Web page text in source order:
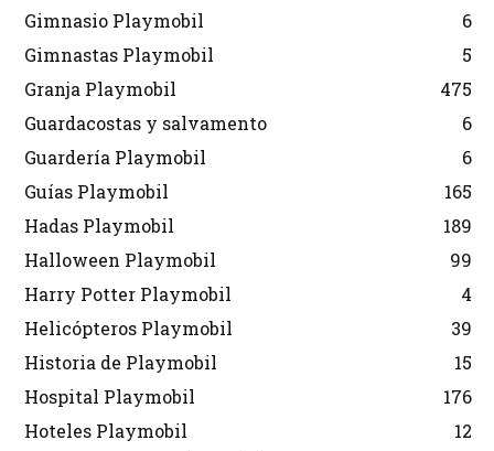
Gimnasio Playmobil
6
Gimnastas Playmobil
5
Granja Playmobil
475
Guardacostas y salvamento
6
Guardería Playmobil
6
Guías Playmobil
165
Hadas Playmobil
189
Halloween Playmobil
99
Harry Potter Playmobil
4
Helicópteros Playmobil
39
Historia de Playmobil
15
Hospital Playmobil
176
Hoteles Playmobil
12